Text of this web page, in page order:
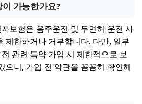
가능한가요?
보험은 음주운전 및 무면허 운전 사
제한하거나 거부합니다. 다만, 일부
관련 특약 가입 시 제한적으로 보
으니, 가입 전 약관을 꼼꼼히 확인해